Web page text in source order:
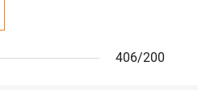
406/200